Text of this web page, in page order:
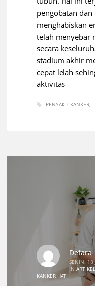
pengobatan
menghabiskan
telah menyebar
secara
stadium akhir
cepat lelah
aktivitas
PENYAKIT KANKER
Defara
SENIN, 18
IN
KANKER HATI